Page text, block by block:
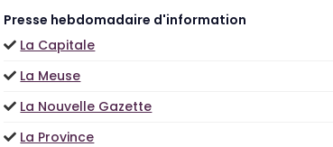
Presse hebdomadaire d'information
La Capitale
La Meuse
La Nouvelle Gazette
La Province